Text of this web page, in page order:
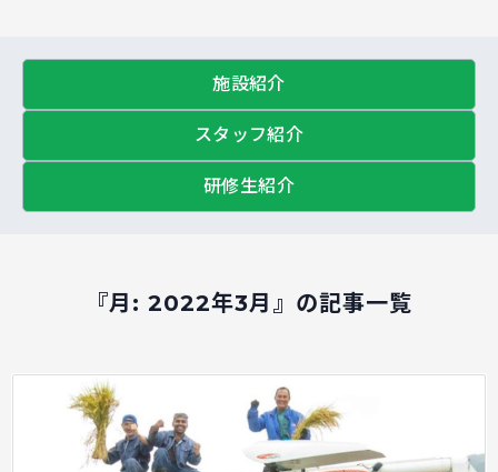
施設紹介
スタッフ紹介
研修生紹介
『月: 2022年3月 』の記事一覧